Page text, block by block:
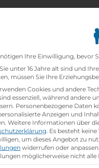
Ihre Einwilligung, bevor
unter 16 Jahre alt sind und
müssen Sie Ihre
Cookies und andere
essenziell, während andere
Personenbezogene Daten
Anzeigen und
Weitere Informationen über
. Es besteht
um dieses Angebot zu
widerrufen oder anpassen.
möglicherweise nicht